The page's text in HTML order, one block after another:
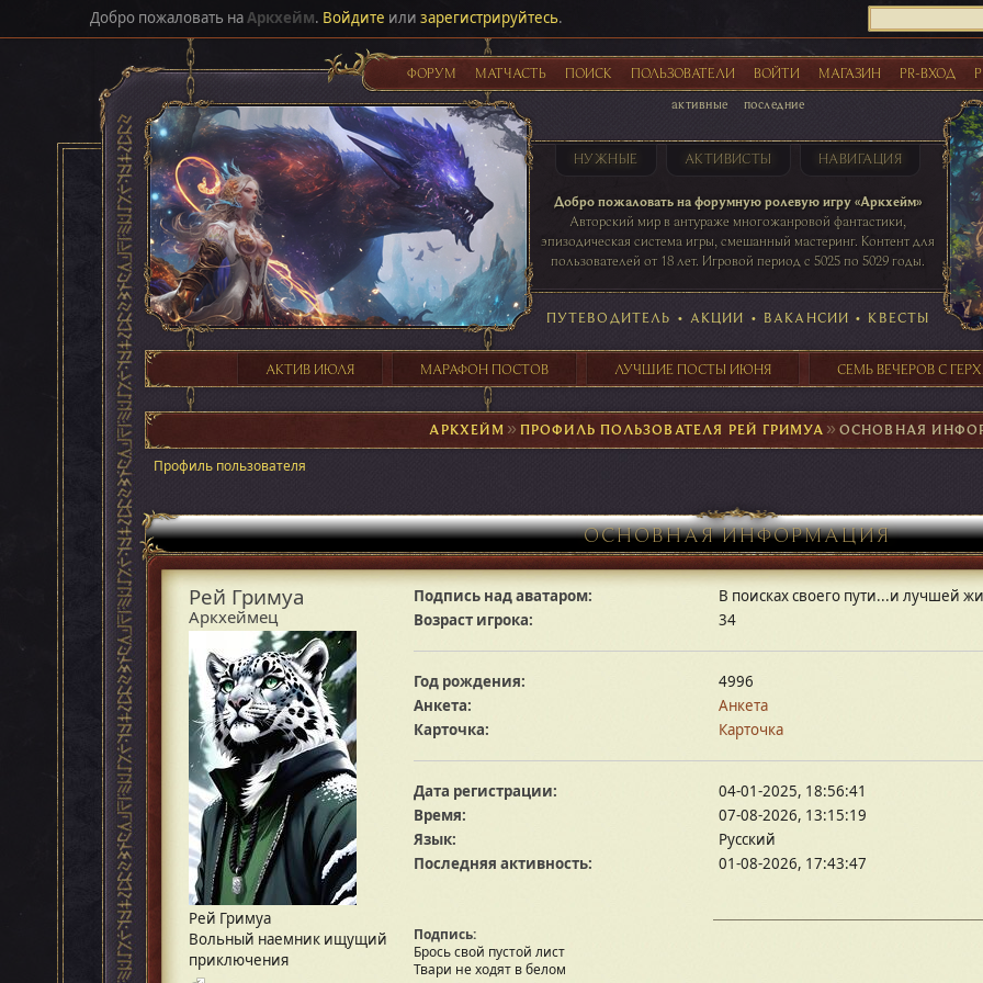
Добро пожаловать наАркхейм. Войдите или зарегистрируйтесь.
ФОРУМ МАТЧАСТЬ ПОИСК ПОЛЬЗОВАТЕЛИ ВОЙТИ МАГАЗИН PR-ВХОД
активные последние
НУЖНЫЕ АКТИВИСТЫ НАВИГАЦИЯ
Добро пожаловать на форумную ролевую игру «Аркхейм»
Авторский мир в антураже многожанровой фантастики,
эпизодическая система игры, смешанный мастеринг. Контент для
пользователей от 18 лет. Игровой период с 5025 по 5029 годы.
таблице игровой активности
41 ПОСТОВ 31 ПОСТОВ 29 ПОСТОВ 24 ПОСТОВ
ПУТЕВОДИТЕЛЬ • АКЦИИ • ВАКАНСИИ • КВЕСТЫ
АКТИВ ИЮЛЯ МАРАФОН ПОСТОВ ЛУЧШИЕ ПОСТЫ ИЮНЯ СЕМЬ ВЕЧЕРОВ С
АРКХЕЙМ ►ПРОФИЛЬ ПОЛЬЗОВАТЕЛЯ РЕЙ ГРИМУА ►ОСНОВНАЯ
Профиль пользователя
ОСНОВНАЯ ИНФОРМАЦИЯ
Рей Гримуа
Аркхеймец
Рей Гримуа
Вольный наемник ищущий
приключения
Подпись над аватаром:
В поисках своего пути...и лучшей
Возраст игрока:
34
Год рождения:
4996
Анкета:
Анкета
Карточка:
Карточка
Дата регистрации:
04-01-2025, 18:56:41
Время:
07-08-2026, 13:15:19
Язык:
Русский
Последняя активность:
01-08-2026, 17:43:47
Подпись:
Брось свой пустой лист
Твари не ходят в белом